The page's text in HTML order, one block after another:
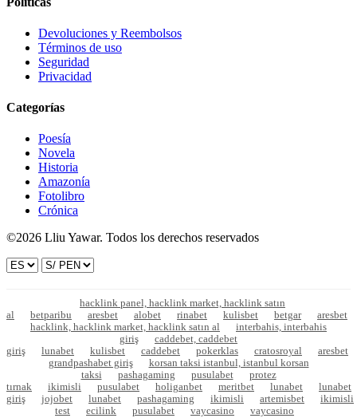
Devoluciones y Reembolsos
Términos de uso
Seguridad
Privacidad
Categorías
Poesía
Novela
Historia
Amazonía
Fotolibro
Crónica
©2026 Lliu Yawar. Todos los derechos reservados
hacklink panel, hacklink market, hacklink satın
al
betparibu aresbet alobet rinabet kulisbet betgar
aresbet
hacklink, hacklink market, hacklink satın al
interbahis, interbahis
giriş
caddebet, caddebet
giriş
lunabet kulisbet caddebet pokerklas cratosroyal
aresbet
grandpashabet giriş
korsan taksi istanbul, istanbul korsan
taksi
pashagaming pusulabet
protez
tırnak
ikimisli pusulabet holiganbet meritbet lunabet
lunabet
giriş
jojobet lunabet pashagaming ikimisli artemisbet
ikimisli
test
ecilink pusulabet vaycasino vaycasino